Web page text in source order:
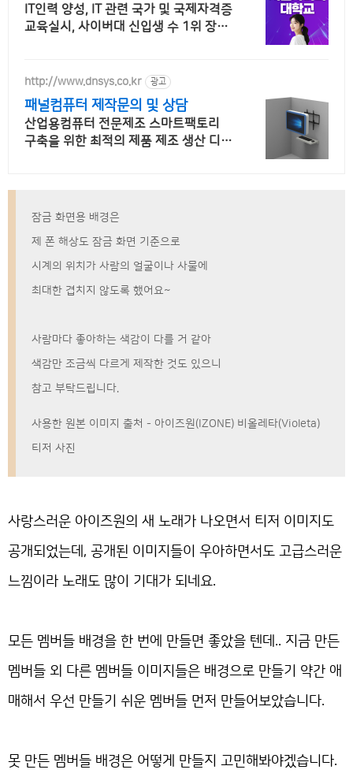
26 가을학기 신편입생
IT인력 양성, IT 관련 국가 및 국제자격증
교육실시, 사이버대 신입생 수 1위 장학
http://www.dnsys.co.kr 광고
패널컴퓨터 제작문의 및 상담
산업용컴퓨터 전문제조 스마트팩토리
구축을 위한 최적의 제품 제조 생산 디앤
잠금 화면용 배경은
제 폰 해상도 잠금 화면 기준으로
시계의 위치가 사람의 얼굴이나 사물에
최대한 겹치지 않도록 했어요~
사람마다 좋아하는 색감이 다를 거 같아
색감만 조금씩 다르게 제작한 것도 있으니
참고 부탁드립니다.
사용한 원본 이미지 출처 - 아이즈원(IZONE) 비올레타(Violeta)
티저 사진
사랑스러운 아이즈원의 새 노래가 나오면서 티저 이미지도
공개되었는데, 공개된 이미지들이 우아하면서도 고급스러운
느낌이라 노래도 많이 기대가 되네요.
모든 멤버들 배경을 한 번에 만들면 좋았을 텐데.. 지금 만든
멤버들 외 다른 멤버들 이미지들은 배경으로 만들기 약간 애
매해서 우선 만들기 쉬운 멤버들 먼저 만들어보았습니다.
못 만든 멤버들 배경은 어떻게 만들지 고민해봐야겠습니다.